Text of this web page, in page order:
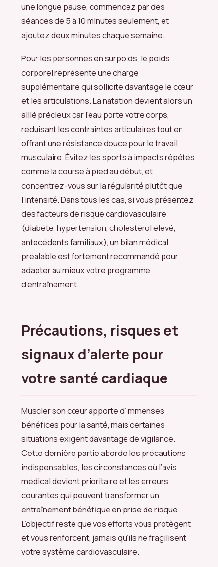
une longue pause, commencez par des
séances de 5 à 10 minutes seulement, et
ajoutez deux minutes chaque semaine.
Pour les personnes en surpoids, le poids
corporel représente une charge
supplémentaire qui sollicite davantage le cœur
et les articulations. La natation devient alors un
allié précieux car l’eau porte votre corps,
réduisant les contraintes articulaires tout en
offrant une résistance douce pour le travail
musculaire. Évitez les sports à impacts répétés
comme la course à pied au début, et
concentrez-vous sur la régularité plutôt que
l’intensité. Dans tous les cas, si vous présentez
des facteurs de risque cardiovasculaire
(diabète, hypertension, cholestérol élevé,
antécédents familiaux), un bilan médical
préalable est fortement recommandé pour
adapter au mieux votre programme
d’entraînement.
Précautions, risques et
signaux d’alerte pour
votre santé cardiaque
Muscler son cœur apporte d’immenses
bénéfices pour la santé, mais certaines
situations exigent davantage de vigilance.
Cette dernière partie aborde les précautions
indispensables, les circonstances où l’avis
médical devient prioritaire et les erreurs
courantes qui peuvent transformer un
entraînement bénéfique en prise de risque.
L’objectif reste que vos efforts vous protègent
et vous renforcent, jamais qu’ils ne fragilisent
votre système cardiovasculaire.